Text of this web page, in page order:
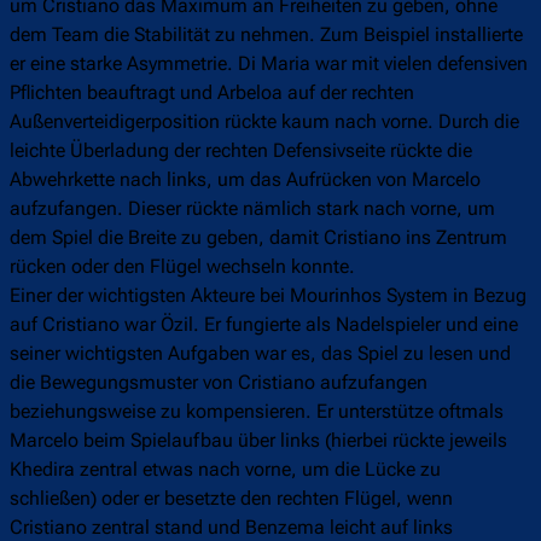
um Cristiano das Maximum an Freiheiten zu geben, ohne
dem Team die Stabilität zu nehmen. Zum Beispiel installierte
er eine starke Asymmetrie. Di Maria war mit vielen defensiven
Pflichten beauftragt und Arbeloa auf der rechten
Außenverteidigerposition rückte kaum nach vorne. Durch die
leichte Überladung der rechten Defensivseite rückte die
Abwehrkette nach links, um das Aufrücken von Marcelo
aufzufangen. Dieser rückte nämlich stark nach vorne, um
dem Spiel die Breite zu geben, damit Cristiano ins Zentrum
rücken oder den Flügel wechseln konnte.
Einer der wichtigsten Akteure bei Mourinhos System in Bezug
auf Cristiano war Özil. Er fungierte als Nadelspieler und eine
seiner wichtigsten Aufgaben war es, das Spiel zu lesen und
die Bewegungsmuster von Cristiano aufzufangen
beziehungsweise zu kompensieren. Er unterstütze oftmals
Marcelo beim Spielaufbau über links (hierbei rückte jeweils
Khedira zentral etwas nach vorne, um die Lücke zu
schließen) oder er besetzte den rechten Flügel, wenn
Cristiano zentral stand und Benzema leicht auf links